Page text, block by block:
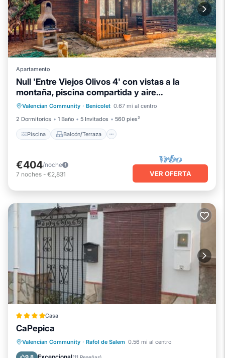
Apartamento
Null 'Entre Viejos Olivos 4' con vistas a la
montaña, piscina compartida y aire
acondicionado
Valencian Community · Benicolet 0.67 mi al centro
2 Dormitorios
1 Baño 5 Invitados 560 pies²
Piscina Balcón/Terraza
Piscina Balcón/Terraza
Cocina
Aire acondicionado
€404/noche
7 noches - €2,831 VER OFERTA
Casa
CaPepica
Valencian Community · Rafol de Salem 0.56 mi al centro
Balcón/Terraza
Vistas
Aire acondicionado